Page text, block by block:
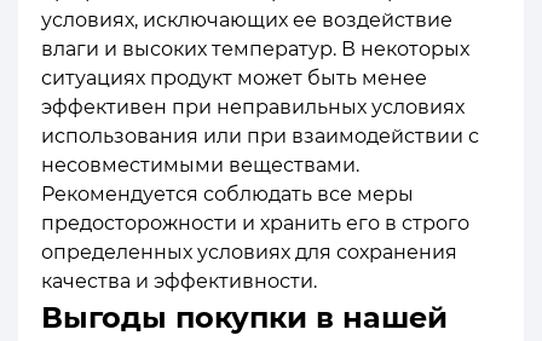
условиях, исключающих ее воздействие
влаги и высоких температур. В некоторых
ситуациях продукт может быть менее
эффективен при неправильных условиях
использования или при взаимодействии с
несовместимыми веществами.
Рекомендуется соблюдать все меры
предосторожности и хранить его в строго
определенных условиях для сохранения
качества и эффективности.
Выгоды покупки в нашей